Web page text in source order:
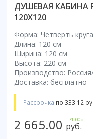
ДУШЕВАЯ КАБИНА
120X120
Форма: Четверть круга
Длина: 120 см
Ширина: 120 см
Высота: 220 см
Производство:
Доставка: бесплатно
Рассрочка по 333.12
2 665.00 руб.
-71.00р